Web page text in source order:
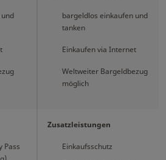
bargeldlos einkaufen und
tanken
Einkaufen via Internet
Weltweiter Bargeldbezug
möglich
Pass
Zusatzleistungen
Einkaufsschutz